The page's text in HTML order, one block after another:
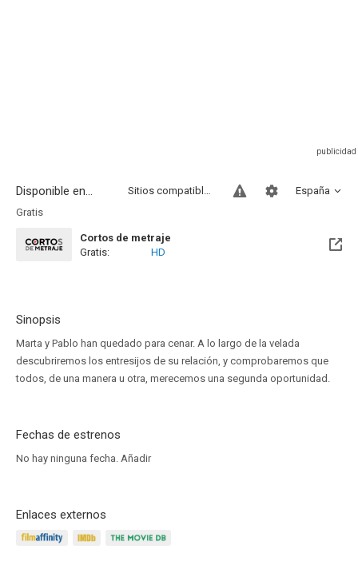
Disponible en... España
Sitios compatibles
Gratis
Cortos de metraje
Gratis:
HD
Sinopsis
Marta y Pablo han quedado para cenar. A lo largo de la velada
descubriremos los entresijos de su relación, y comprobaremos que
todos, de una manera u otra, merecemos una segunda oportunidad.
Fechas de estrenos
No hay ninguna fecha. Añadir
Enlaces externos